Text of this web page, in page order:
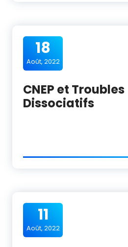
18
Août, 2022
CNEP et Troubles
Dissociatifs
11
Août, 2022